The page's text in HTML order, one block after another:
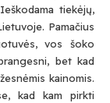
tiekėjų,
Pamačius
vos šoko
bet kad
kainomis.
kad kam pirkti